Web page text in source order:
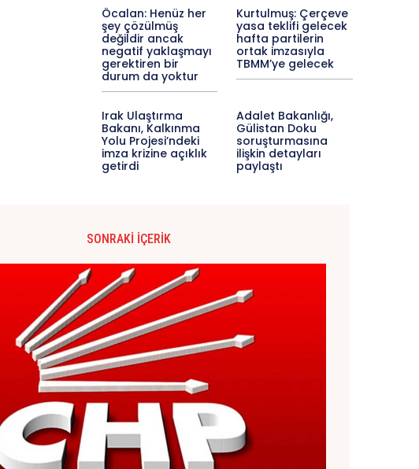
Öcalan: Henüz her
şey çözülmüş
değildir ancak
negatif yaklaşmayı
gerektiren bir
durum da yoktur
Kurtulmuş: Çerçeve
yasa teklifi gelecek
hafta partilerin
ortak imzasıyla
TBMM’ye gelecek
Irak Ulaştırma
Bakanı, Kalkınma
Yolu Projesi’ndeki
imza krizine açıklık
getirdi
Adalet Bakanlığı,
Gülistan Doku
soruşturmasına
ilişkin detayları
paylaştı
SONRAKI İÇERIK